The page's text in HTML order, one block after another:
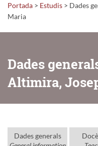
Portada > Estudis > Dades
Maria
Dades
Altimira,
Dades generals